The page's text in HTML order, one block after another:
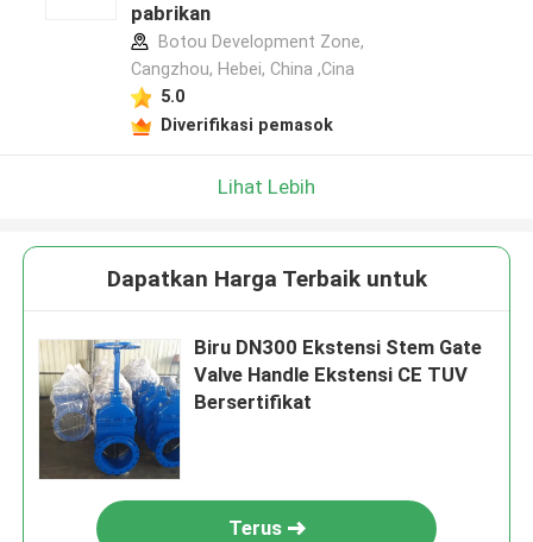
pabrikan
Botou Development Zone,
Cangzhou, Hebei, China ,Cina
5.0
Diverifikasi pemasok
Lihat Lebih
Dapatkan Harga Terbaik untuk
Biru DN300 Ekstensi Stem Gate
Valve Handle Ekstensi CE TUV
Bersertifikat
Terus